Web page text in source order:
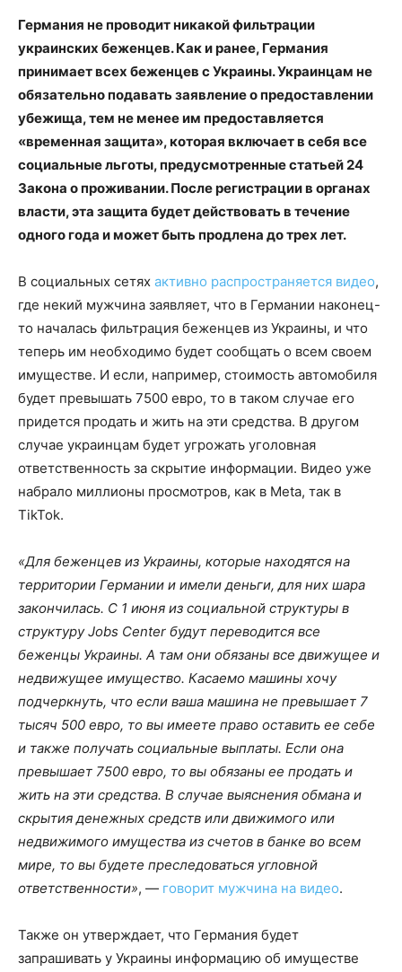
Германия не проводит никакой фильтрации
украинских беженцев. Как и ранее, Германия
принимает всех беженцев с Украины. Украинцам не
обязательно подавать заявление о предоставлении
убежища, тем не менее им предоставляется
«временная защита», которая включает в себя все
социальные льготы, предусмотренные статьей 24
Закона о проживании. После регистрации в органах
власти, эта защита будет действовать в течение
одного года и может быть продлена до трех лет.
В социальных сетях активно распространяется видео,
где некий мужчина заявляет, что в Германии наконец-
то началась фильтрация беженцев из Украины, и что
теперь им необходимо будет сообщать о всем своем
имуществе. И если, например, стоимость автомобиля
будет превышать 7500 евро, то в таком случае его
придется продать и жить на эти средства. В другом
случае украинцам будет угрожать уголовная
ответственность за скрытие информации. Видео уже
набрало миллионы просмотров, как в Meta, так в
TikTok.
«Для беженцев из Украины, которые находятся на
территории Германии и имели деньги, для них шара
закончилась. С 1 июня из социальной структуры в
структуру Jobs Center будут переводится все
беженцы Украины. А там они обязаны все движущее и
недвижущее имущество. Касаемо машины хочу
подчеркнуть, что если ваша машина не превышает 7
тысяч 500 евро, то вы имеете право оставить ее себе
и также получать социальные выплаты. Если она
превышает 7500 евро, то вы обязаны ее продать и
жить на эти средства. В случае выяснения обмана и
скрытия денежных средств или движимого или
недвижимого имущества из счетов в банке во всем
мире, то вы будете преследоваться угловной
ответственности», — говорит мужчина на видео.
Также он утверждает, что Германия будет
запрашивать у Украины информацию об имуществе